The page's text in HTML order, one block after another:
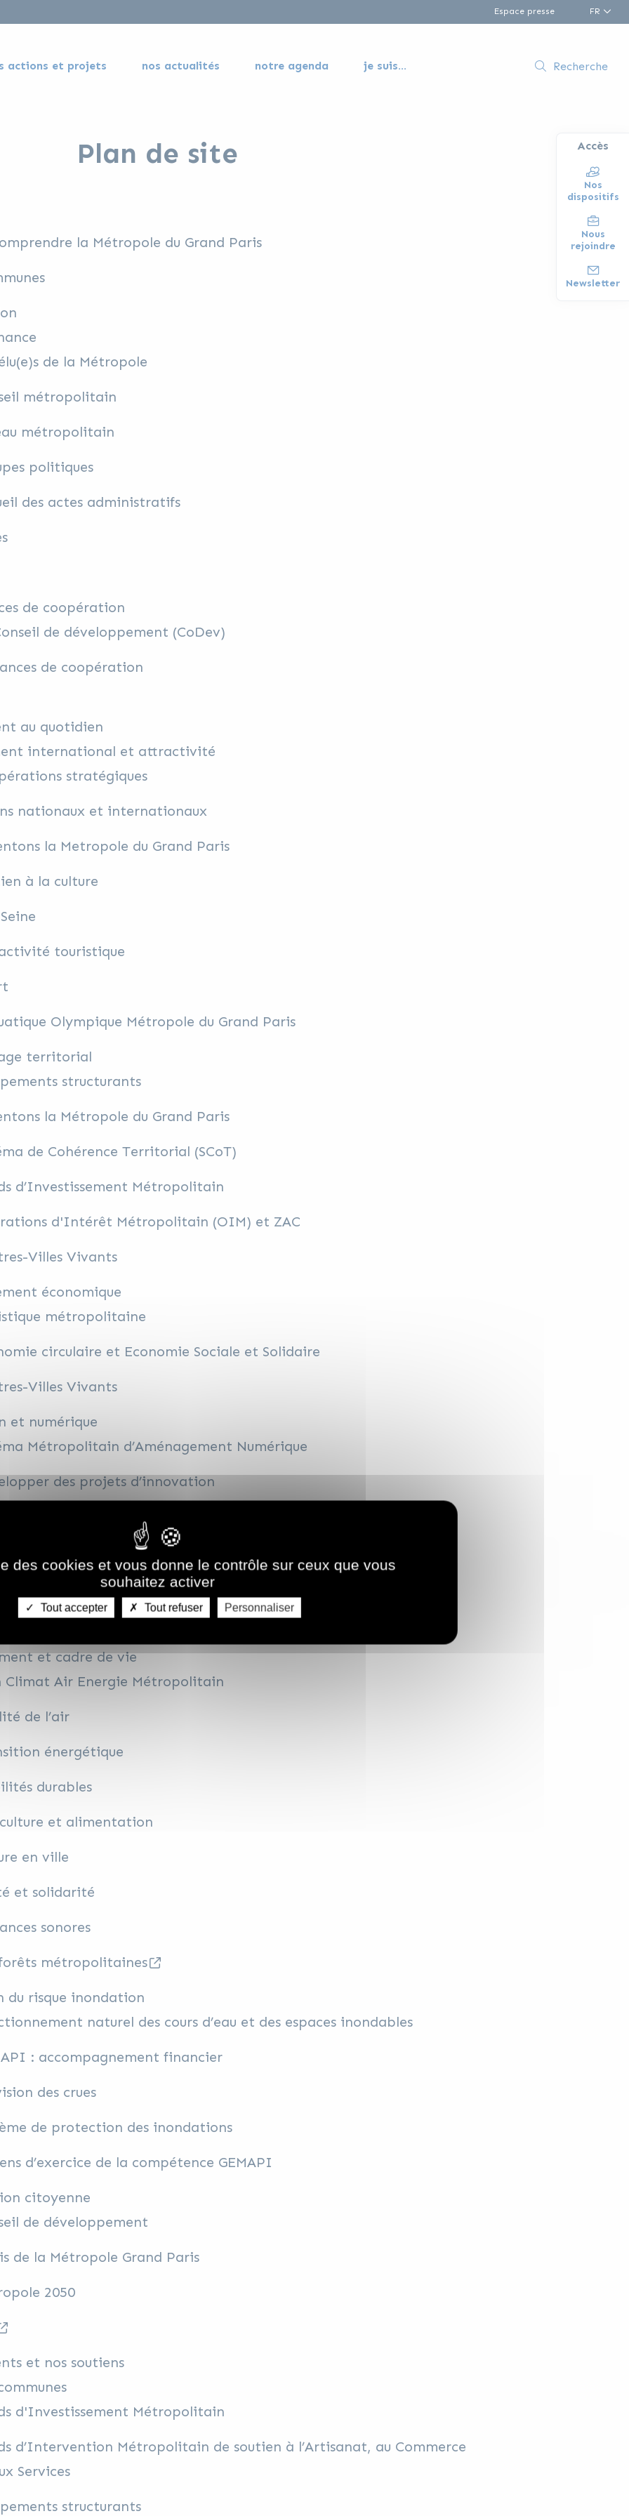
Espace presse FR
actions et projets nos actualités notre agenda je suis... Recherche
Accès
Nos
dispositifs
Nous
rejoindre
Newsletter
Plan de site
la Métropole du Grand Paris
de la Métropole
métropolitain
métropolitain
politiques
des actes administratifs
de coopération
de développement (CoDev)
de coopération
au quotidien
international et attractivité
stratégiques
nationaux et internationaux
la Metropole du Grand Paris
à la culture
touristique
Olympique Métropole du Grand Paris
territorial
structurants
la Métropole du Grand Paris
de Cohérence Territorial (SCoT)
d’Investissement Métropolitain
d'Intérêt Métropolitain (OIM) et ZAC
Villes Vivants
économique
métropolitaine
circulaire et Economie Sociale et Solidaire
Villes Vivants
et numérique
Métropolitain d’Aménagement Numérique
des projets d’innovation
Numérique et Numérique responsable
et les données du territoire
d’acteurs publics métropolitains
et cadre de vie
Climat Air Energie Métropolitain
de l’air
énergétique
durables
et alimentation
en ville
et solidarité
sonores
métropolitaines
du risque inondation
naturel des cours d’eau et des espaces inondables
: accompagnement financier
des crues
de protection des inondations
d’exercice de la compétence GEMAPI
citoyenne
de développement
de la Métropole Grand Paris
2050
et nos soutiens
d'Investissement Métropolitain
d’Intervention Métropolitain de soutien à l’Artisanat, au Commerce
Services
structurants
des cookies et vous donne le contrôle sur ceux que vous
souhaitez activer
Tout accepter Tout refuser Personnaliser